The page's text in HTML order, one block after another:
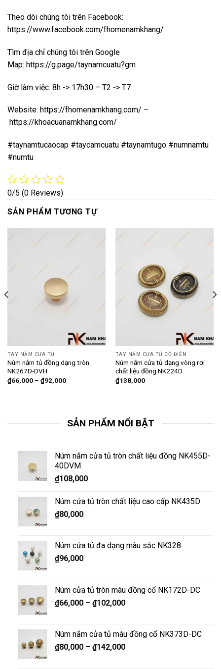
Theo dõi chúng tôi trên Facebook:
https://www.facebook.com/fhomenamkhang/
Tìm địa chỉ chúng tôi trên Google
Map: https://g.page/taynamcuatu?gm
Giờ làm việc: 8h -> 17h30 – T2 -> T7
Website: https://fhomenamkhang.com/ –
https://khoacuanamkhang.com/
#taynamtucaocap #taycamcuatu #taynamtugo #numnamtu
#numtu
0/5 (0 Reviews)
SẢN PHẨM TƯƠNG TỰ
TAY NẮM CỬA TỦ
Núm nắm tủ đồng dạng tròn
NK267D-DVH
₫66,000– ₫92,000
TAY NẮM CỬA TỦ CỔ ĐIỂN
Núm nắm cửa tủ dạng vòng rơi
chất liệu đồng NK224D
₫138,000
SẢN PHẨM NỔI BẬT
Núm nắm cửa tủ tròn chất liệu đồng NK455D-
40DVM
₫108,000
Núm cửa tủ tròn chất liệu cao cấp NK435D
₫80,000
Núm cửa tủ đa dạng màu sắc NK328
₫96,000
Núm cửa tủ tròn màu đồng cổ NK172D-DC
₫66,000– ₫102,000
Núm nắm cửa tủ màu đồng cổ NK373D-DC
₫80,000– ₫142,000